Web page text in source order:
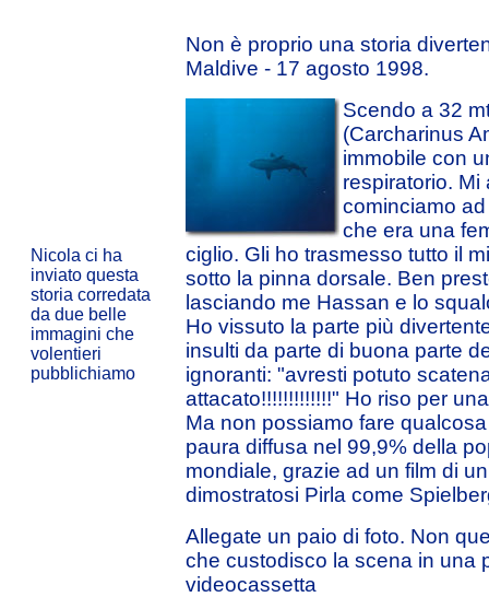
Nicola ci ha
inviato questa
storia corredata
da due belle
immagini che
volentieri
pubblichiamo
Non è proprio una storia
Maldive - 17 agosto 1998.
Scendo a 32
(Carcharinus
immobile con
respiratorio.
cominciamo
che era una
ciglio. Gli ho trasmesso tutto il
sotto la pinna dorsale. Ben
lasciando me Hassan e lo
Ho vissuto la parte più
insulti da parte di buona parte
ignoranti: "avresti potuto
attacato!!!!!!!!!!!!!" Ho riso per
Ma non possiamo fare
paura diffusa nel 99,9% della
mondiale, grazie ad un film di
dimostratosi Pirla come
Allegate un paio di foto. Non
che custodisco la scena in una
videocassetta